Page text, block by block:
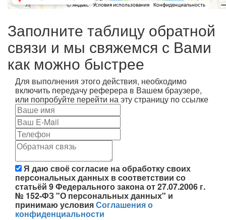
Заполните таблицу обратной
связи и мы свяжемся с Вами
как можно быстрее
Для выполнения этого действия, необходимо
включить передачу реферера в Вашем браузере,
или попробуйте перейти на эту страницу по ссылке
Я даю своё согласие на обработку своих
персональных данных в соответствии со
статьёй 9 Федерального закона от 27.07.2006 г.
№ 152-ФЗ "О персональных данных" и
принимаю условияСоглашения о
конфиденциальности